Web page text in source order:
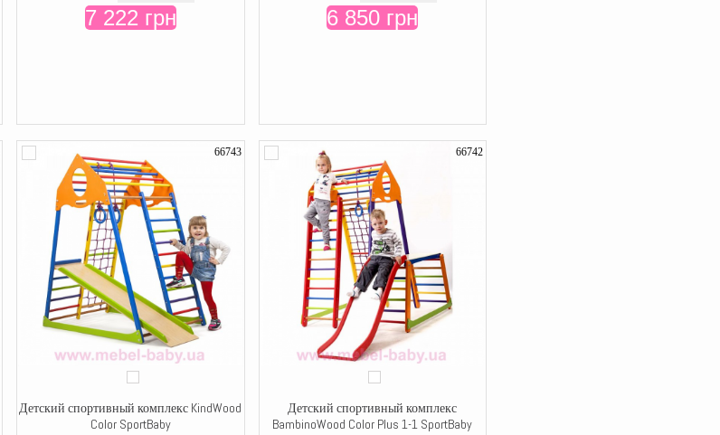
7 222 грн 6 850 грн
66743
Детский спортивный комплекс KindWood
Color SportBaby
66742
Детский спортивный комплекс
BambinoWood Color Plus 1-1 SportBaby